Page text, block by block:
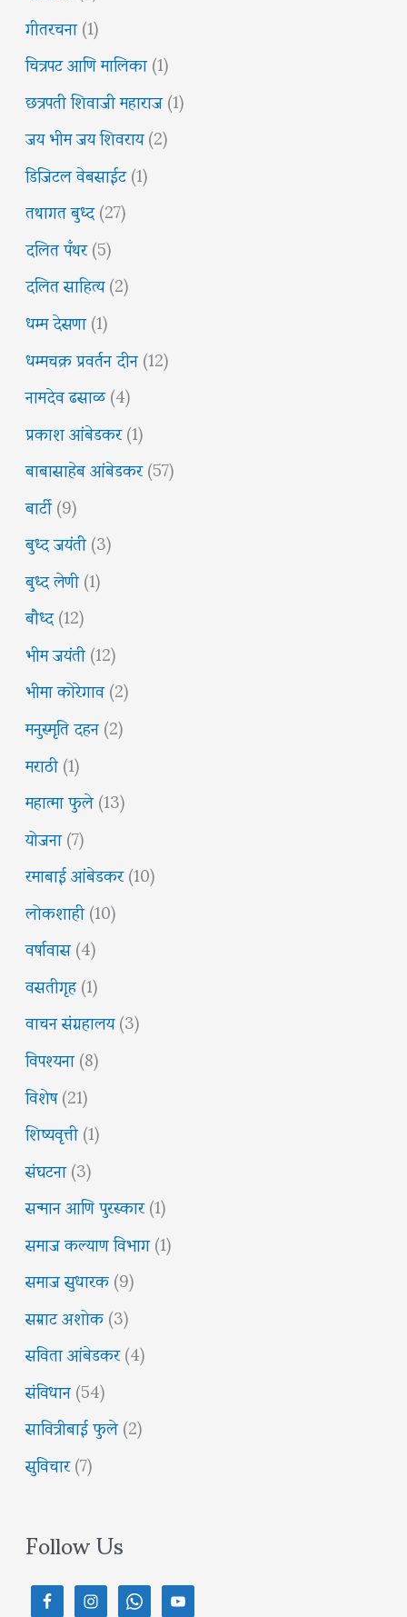
गीतरचना(1)
चित्रपट आणि मालिका(1)
छत्रपती शिवाजी महाराज(1)
जय भीम जय शिवराय(2)
डिजिटल वेबसाईट(1)
तथागत बुध्द(27)
दलित पँथर(5)
दलित साहित्य(2)
धम्म देसणा(1)
धम्मचक्र प्रवर्तन दीन(12)
नामदेव ढसाळ(4)
प्रकाश आंबेडकर(1)
बाबासाहेब आंबेडकर(57)
बार्टी(9)
बुध्द जयंती(3)
बुध्द लेणी(1)
बौध्द(12)
भीम जयंती(12)
भीमा कोरेगाव(2)
मनुस्मृति दहन(2)
मराठी(1)
महात्मा फुले(13)
योजना(7)
रमाबाई आंबेडकर(10)
लोकशाही(10)
वर्षावास(4)
वसतीगृह(1)
वाचन संग्रहालय(3)
विपश्यना(8)
विशेष(21)
शिष्यवृत्ती(1)
संघटना(3)
सन्मान आणि पुरस्कार(1)
समाज कल्याण विभाग(1)
समाज सुधारक(9)
सम्राट अशोक(3)
सविता आंबेडकर(4)
संविधान(54)
सावित्रीबाई फुले(2)
सुविचार(7)
Follow Us